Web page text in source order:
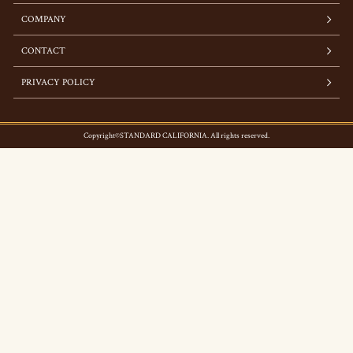
COMPANY
CONTACT
PRIVACY POLICY
Copyright©STANDARD CALIFORNIA. All rights reserved.